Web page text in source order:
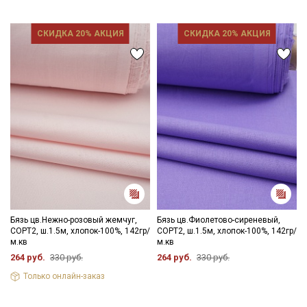
СКИДКА 20% АКЦИЯ
Бязь цв.Нежно-розовый жемчуг,
СОРТ2, ш.1.5м, хлопок-100%, 142гр/
м.кв
264 руб. 330 руб.
Только онлайн-заказ
СКИДКА 20% АКЦИЯ
Бязь цв.Фиолетово-сиреневый,
СОРТ2, ш.1.5м, хлопок-100%, 142гр/
м.кв
264 руб. 330 руб.